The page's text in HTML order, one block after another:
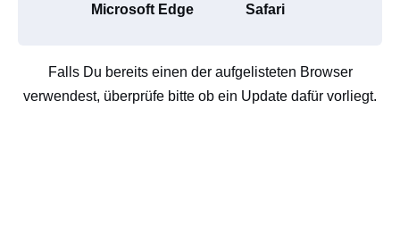
Microsoft Edge Safari
Falls Du bereits einen der aufgelisteten Browser
verwendest, überprüfe bitte ob ein Update dafür vorliegt.